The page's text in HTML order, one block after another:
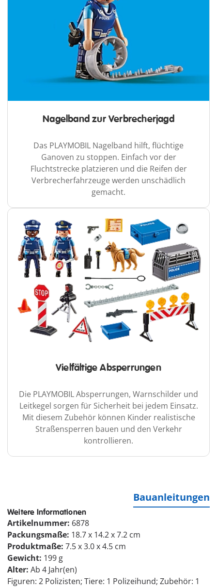
Nagelband zur Verbrecherjagd
Das PLAYMOBIL Nagelband hilft, flüchtige
Ganoven zu stoppen. Einfach vor der
Fluchtstrecke platzieren und die Reifen der
Verbrecherfahrzeuge werden unschädlich
gemacht.
Vielfältige Absperrungen
Die PLAYMOBIL Absperrungen, Warnschilder und
Leitkegel sorgen für Sicherheit bei jedem Einsatz.
Mit diesem Zubehör können Kinder realistische
Straßensperren bauen und den Verkehr
kontrollieren.
Bauanleitungen
Weitere Informationen
Artikelnummer: 6878
Packungsmaße: 18.7 x 14.2 x 7.2 cm
Produktmaße: 7.5 x 3.0 x 4.5 cm
Gewicht: 199 g
Alter: Ab 4 Jahr(en)
Figuren: 2 Polizisten; Tiere: 1 Polizeihund; Zubehör: 1